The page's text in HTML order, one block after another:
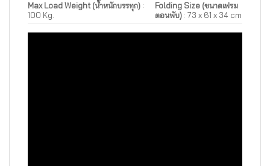
Max Load Weight (น้ำหนักบรรทุก) :
100 Kg.
Folding Size (ขนาดเฟรม
ตอนพับ) : 73 x 61 x 34 cm